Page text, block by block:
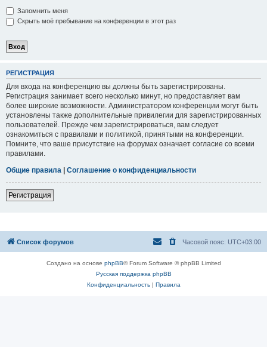
Запомнить меня
Скрыть моё пребывание на конференции в этот раз
РЕГИСТРАЦИЯ
Для входа на конференцию вы должны быть зарегистрированы.
Регистрация занимает всего несколько минут, но предоставляет вам
более широкие возможности. Администратором конференции могут быть
установлены также дополнительные привилегии для зарегистрированных
пользователей. Прежде чем зарегистрироваться, вам следует
ознакомиться с правилами и политикой, принятыми на конференции.
Помните, что ваше присутствие на форумах означает согласие со всеми
правилами.
Общие правила
Соглашение о конфиденциальности
Регистрация
Список форумов Часовой пояс: UTC+03:00
Создано на основе phpBB® Forum Software © phpBB Limited
Русская поддержка phpBB
Конфиденциальность| Правила